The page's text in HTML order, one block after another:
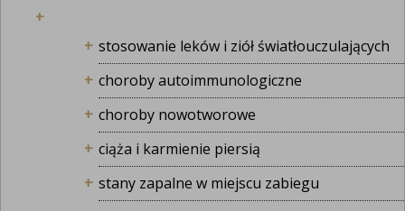
stosowanie leków i ziół światłouczulających
choroby autoimmunologiczne
choroby nowotworowe
ciąża i karmienie piersią
stany zapalne w miejscu zabiegu